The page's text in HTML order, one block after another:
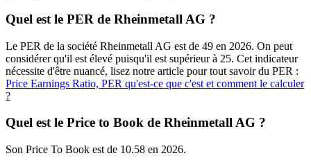
Quel est le PER de Rheinmetall AG ?
Le PER de la société Rheinmetall AG est de 49 en 2026. On peut
considérer qu'il est élevé puisqu'il est supérieur à 25. Cet indicateur
nécessite d'être nuancé, lisez notre article pour tout savoir du PER :
Price Earnings Ratio, PER qu'est-ce que c'est et comment le calculer
?
Quel est le Price to Book de Rheinmetall AG ?
Son Price To Book est de 10.58 en 2026.